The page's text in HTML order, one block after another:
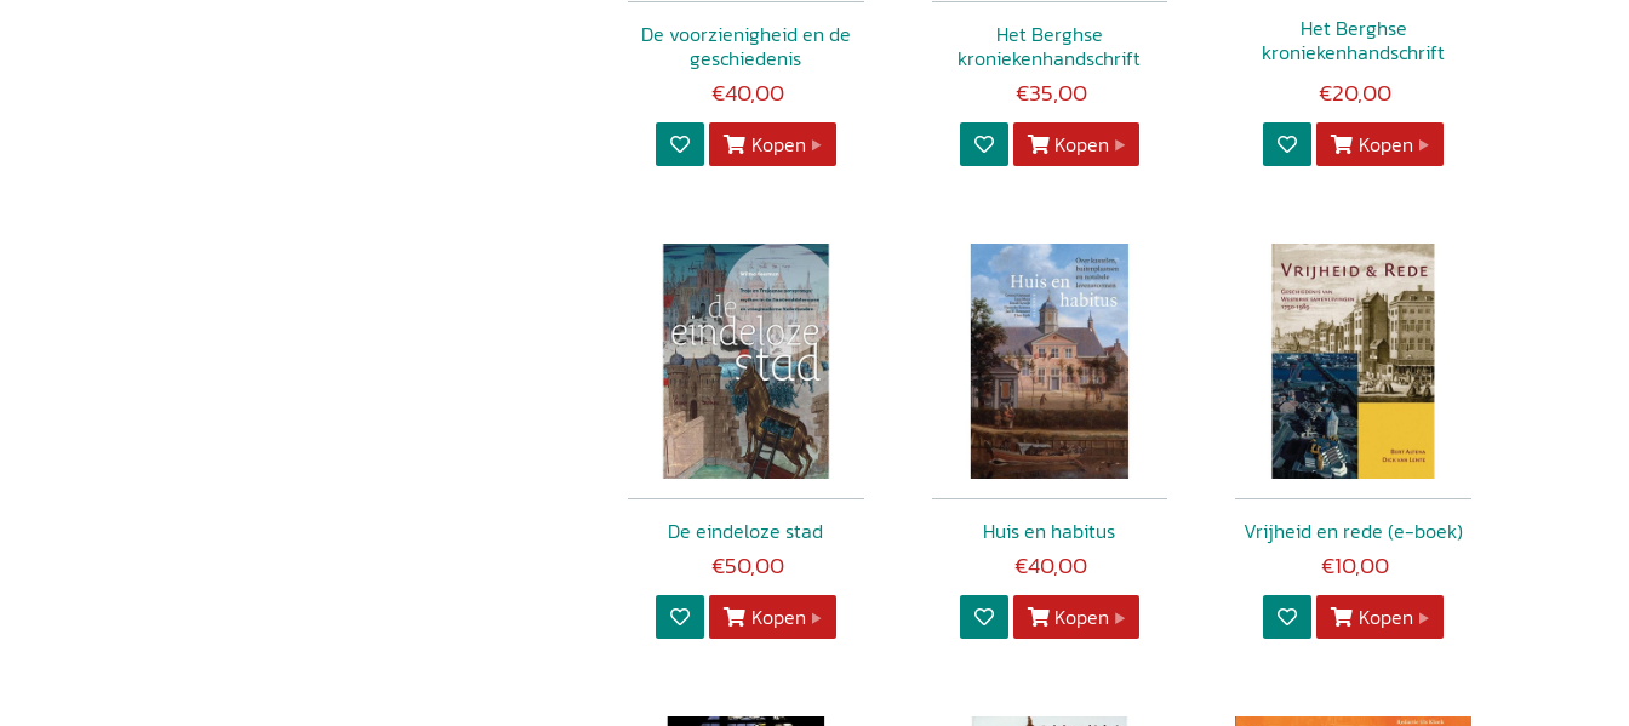
De voorzienigheid en de
geschiedenis
€40,00
Kopen
Het Berghse
kroniekenhandschrift
€35,00
Kopen
Het Berghse
kroniekenhandschrift
€20,00
Kopen
De eindeloze stad
€50,00
Kopen
Huis en habitus
€40,00
Kopen
Vrijheid en rede (e-boek)
€10,00
Kopen